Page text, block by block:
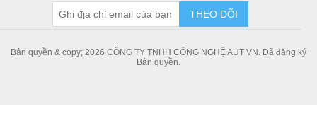
THEO DÕI
Bản quyền & copy; 2026 CÔNG TY TNHH CÔNG NGHỆ AUT VN. Đã đăng ký
Bản quyền.